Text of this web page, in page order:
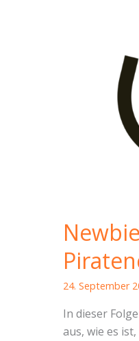
24. September
In dieser
aus, wie es